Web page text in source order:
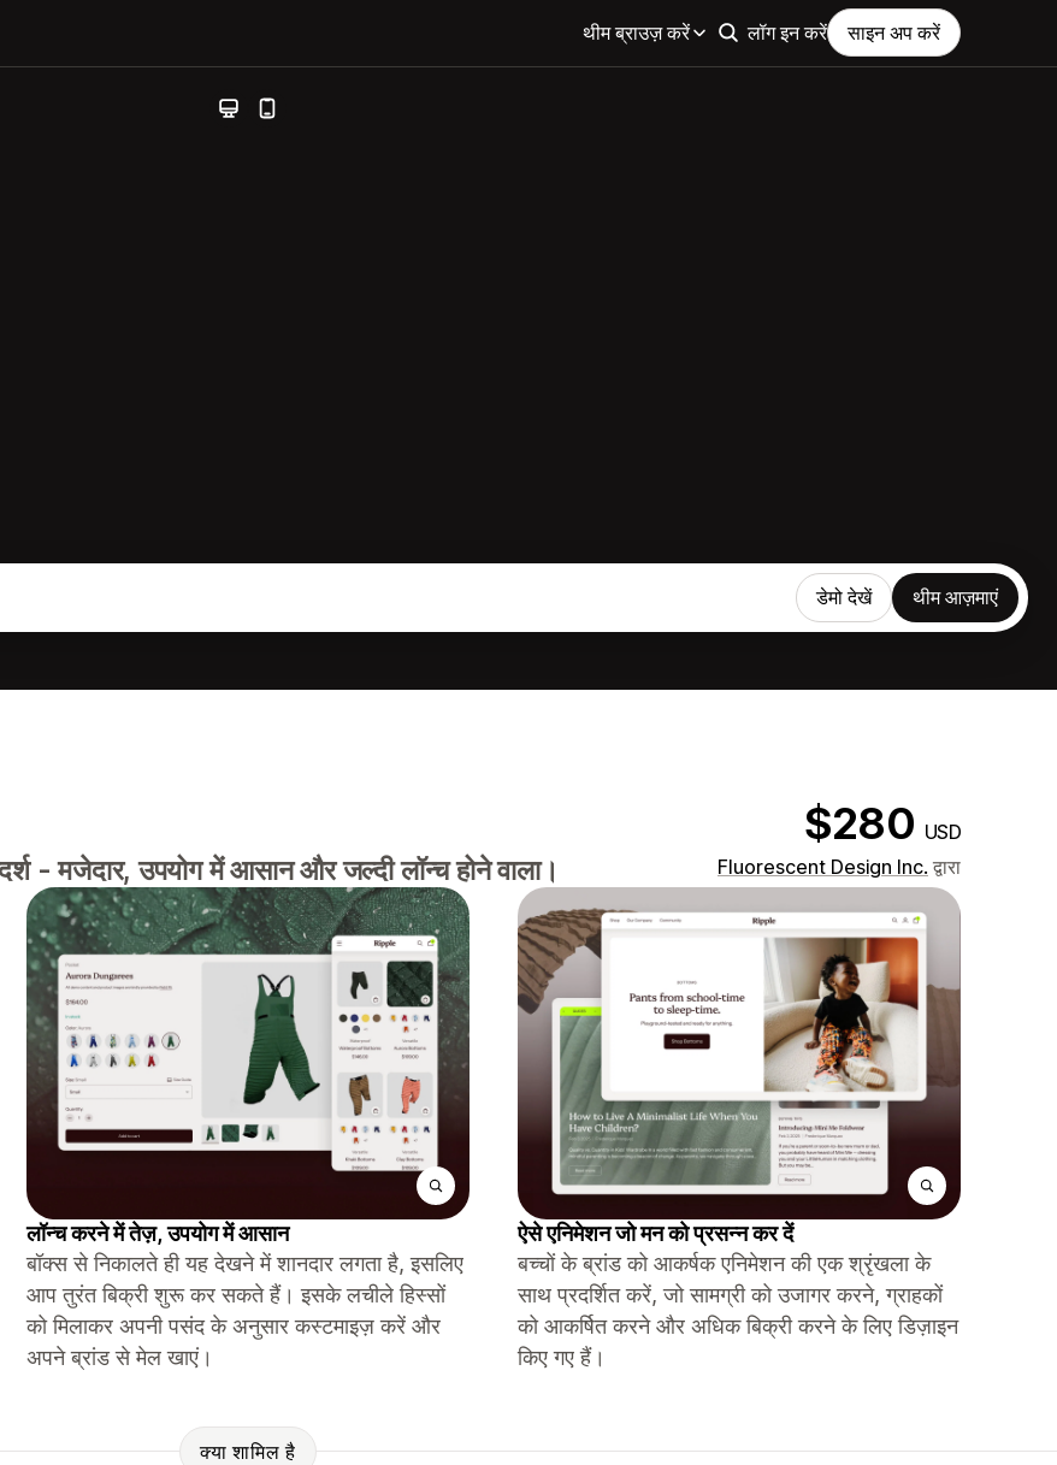
थीम ब्राउज़ करें लॉग इन करें साइन अप करें
डेमो देखें थीम आज़माएं
$280 USD
- मजेदार, उपयोग में आसान और जल्दी लॉन्च होने वाला। Fluorescent Design Inc. द्वारा
लॉन्च करने में तेज़, उपयोग में आसान
बॉक्स से निकालते ही यह देखने में शानदार लगता है, इसलिए
आप तुरंत बिक्री शुरू कर सकते हैं। इसके लचीले हिस्सों
को मिलाकर अपनी पसंद के अनुसार कस्टमाइज़ करें और
अपने ब्रांड से मेल खाएं।
ऐसे एनिमेशन जो मन को प्रसन्न कर दें
बच्चों के ब्रांड को आकर्षक एनिमेशन की एक श्रृंखला के
साथ प्रदर्शित करें, जो सामग्री को उजागर करने, ग्राहकों
को आकर्षित करने और अधिक बिक्री करने के लिए डिज़ाइन
किए गए हैं।
क्या शामिल है